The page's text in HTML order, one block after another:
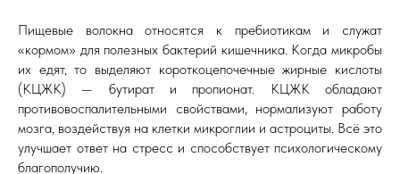
Пищевые волокна относятся к пребиотикам и служат
«кормом» для полезных бактерий кишечника. Когда микробы
их едят, то выделяют короткоцепочечные жирные кислоты
(КЦЖК) — бутират и пропионат. КЦЖК обладают
противовоспалительными свойствами, нормализуют работу
мозга, воздействуя на клетки микроглии и астроциты. Всё это
улучшает ответ на стресс и способствует психологическому
благополучию.